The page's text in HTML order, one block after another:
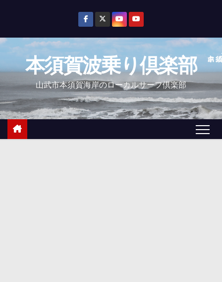
ン
へ
キ
ッ
本須賀波乗り倶楽部
山武市本須賀海岸のローカルサーフ倶楽部